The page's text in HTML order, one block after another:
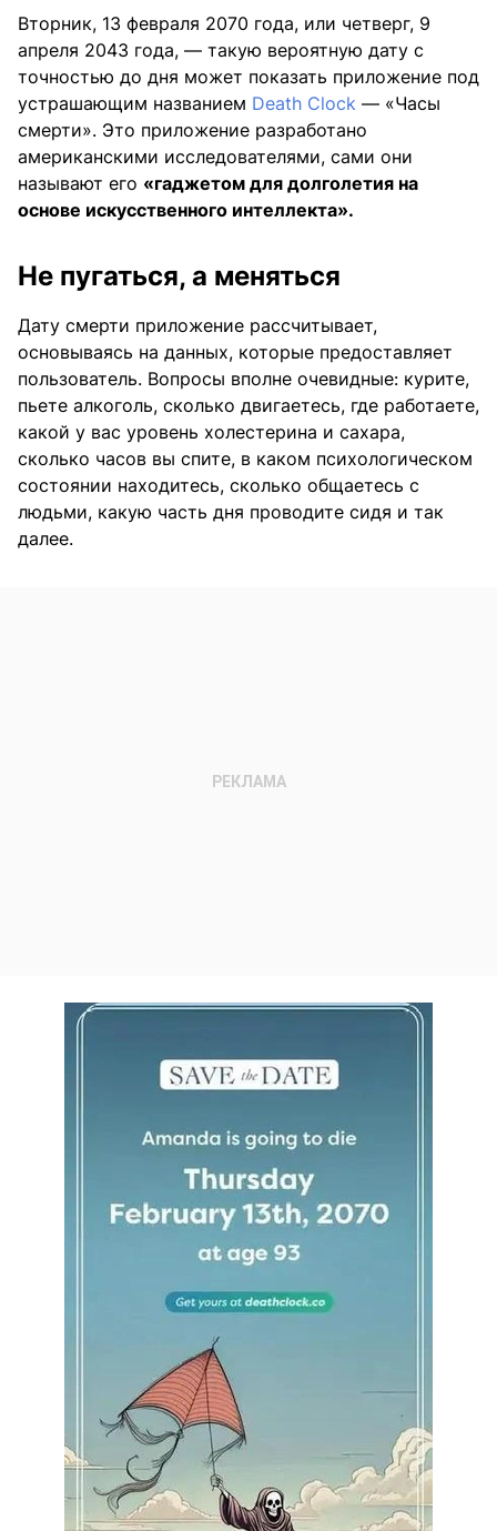
Вторник, 13 февраля 2070 года, или четверг, 9
апреля 2043 года, — такую вероятную дату с
точностью до дня может показать приложение под
устрашающим названием Death Clock — «Часы
смерти». Это приложение разработано
американскими исследователями, сами они
называют его «гаджетом для долголетия на
основе искусственного интеллекта».
Не пугаться, а меняться
Дату смерти приложение рассчитывает,
основываясь на данных, которые предоставляет
пользователь. Вопросы вполне очевидные: курите,
пьете алкоголь, сколько двигаетесь, где работаете,
какой у вас уровень холестерина и сахара,
сколько часов вы спите, в каком психологическом
состоянии находитесь, сколько общаетесь с
людьми, какую часть дня проводите сидя и так
далее.